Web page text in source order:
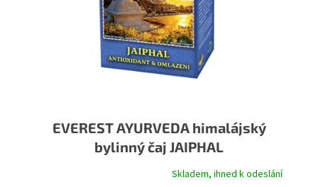
EVEREST AYURVEDA himalájský
bylinný čaj JAIPHAL
Skladem, ihned k odeslání